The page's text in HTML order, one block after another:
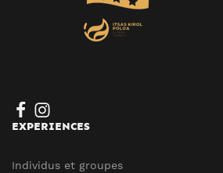
EXPERIENCES
Individus et groupes